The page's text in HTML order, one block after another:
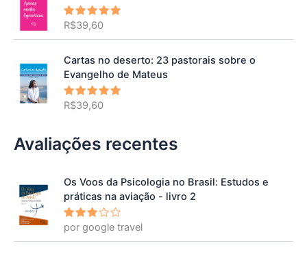
Avaliação
R$39,60
Cartas no deserto: 23 pastorais sobre o
Evangelho de Mateus
Avaliação
R$39,60
Avaliações recentes
Os Voos da Psicologia no Brasil: Estudos e
práticas na aviação - livro 2
Avalia
ção3
por google travel